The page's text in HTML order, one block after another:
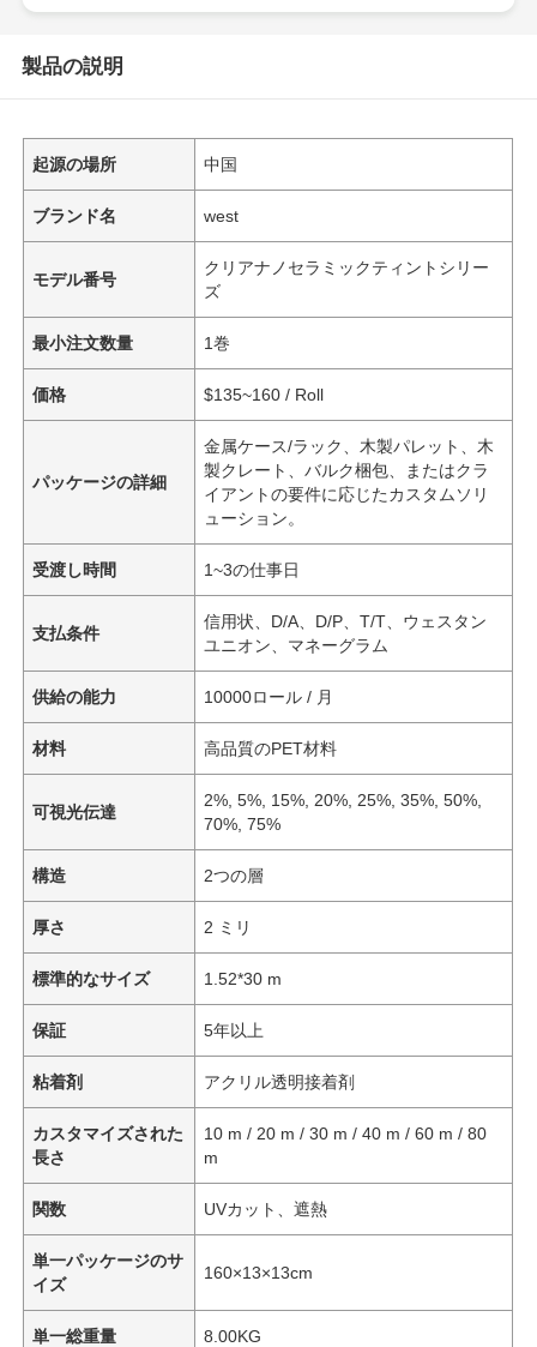
製品の説明
起源の場所 中国
ブランド名 west
モデル番号
クリアナノセラミックティントシリー
ズ
最小注文数量 1巻
価格 $135~160 / Roll
パッケージの詳細
金属ケース/ラック、木製パレット、木
製クレート、バルク梱包、またはクラ
イアントの要件に応じたカスタムソリ
ューション。
受渡し時間 1~3の仕事日
支払条件
信用状、D/A、D/P、T/T、ウェスタン
ユニオン、マネーグラム
供給の能力 10000ロール / 月
材料 高品質のPET材料
可視光伝達
2%, 5%, 15%, 20%, 25%, 35%, 50%,
70%, 75%
構造 2つの層
厚さ 2 ミリ
標準的なサイズ 1.52*30 m
保証 5年以上
粘着剤 アクリル透明接着剤
カスタマイズされた
長さ
10 m / 20 m / 30 m / 40 m / 60 m / 80
m
関数 UVカット、遮熱
単一パッケージのサ
イズ
160×13×13cm
単一総重量 8.00KG